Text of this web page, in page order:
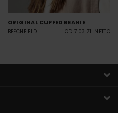
ORIGINAL CUFFED BEANIE
BEECHFIELD OD 7.03 ZŁ NETTO